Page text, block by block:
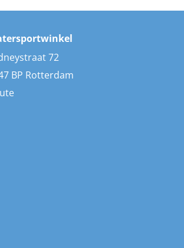
72
BP Rotterdam